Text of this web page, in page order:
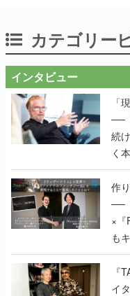
カテゴリー
インタビュー
「
──
続
く
作
──
×『
も
で
く
『
イ